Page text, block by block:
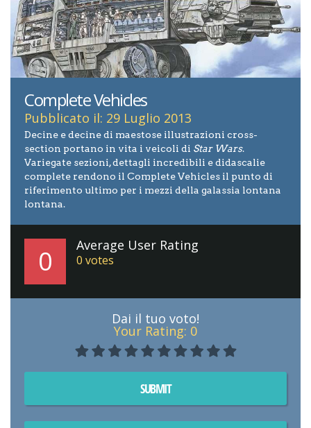
Complete Vehicles
Pubblicato il: 29 Luglio 2013
Decine e decine di maestose illustrazioni cross-
section portano in vita i veicoli di Star Wars.
Variegate sezioni, dettagli incredibili e didascalie
complete rendono il Complete Vehicles il punto di
riferimento ultimo per i mezzi della galassia lontana
lontana.
0 Average User Rating
0 votes
Dai il tuo voto!
Your Rating: 0
SUBMIT